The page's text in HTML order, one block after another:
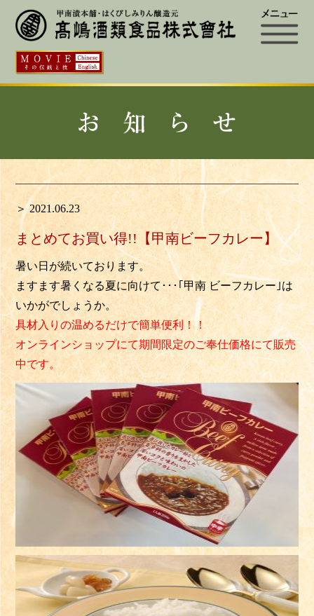
＞ 2021.06.23
まとめてお買い得!!【甲南ビーフカレー】
暑い日が続いております。
ますます暑くなる夏に向けて･･･｢甲南 ビーフカレー｣は
いかがでしょうか。
具材入りの温めるだけで簡単便利！！
オンラインショップにて期間限定のご奉仕価格にて販売
中です。